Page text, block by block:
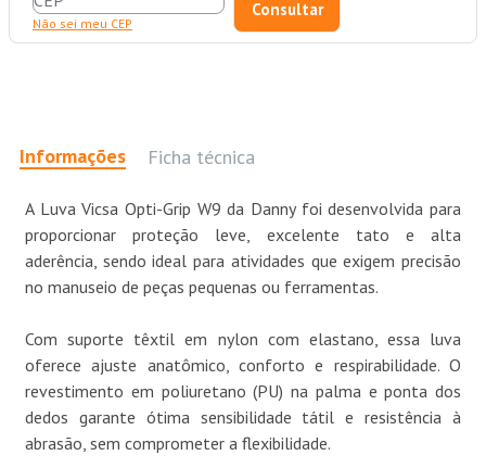
Não sei meu CEP
Informações Ficha técnica
A Luva Vicsa Opti-Grip W9 da Danny foi desenvolvida para
proporcionar proteção leve, excelente tato e alta
aderência, sendo ideal para atividades que exigem precisão
no manuseio de peças pequenas ou ferramentas.
Com suporte têxtil em nylon com elastano, essa luva
oferece ajuste anatômico, conforto e respirabilidade. O
revestimento em poliuretano (PU) na palma e ponta dos
dedos garante ótima sensibilidade tátil e resistência à
abrasão, sem comprometer a flexibilidade.